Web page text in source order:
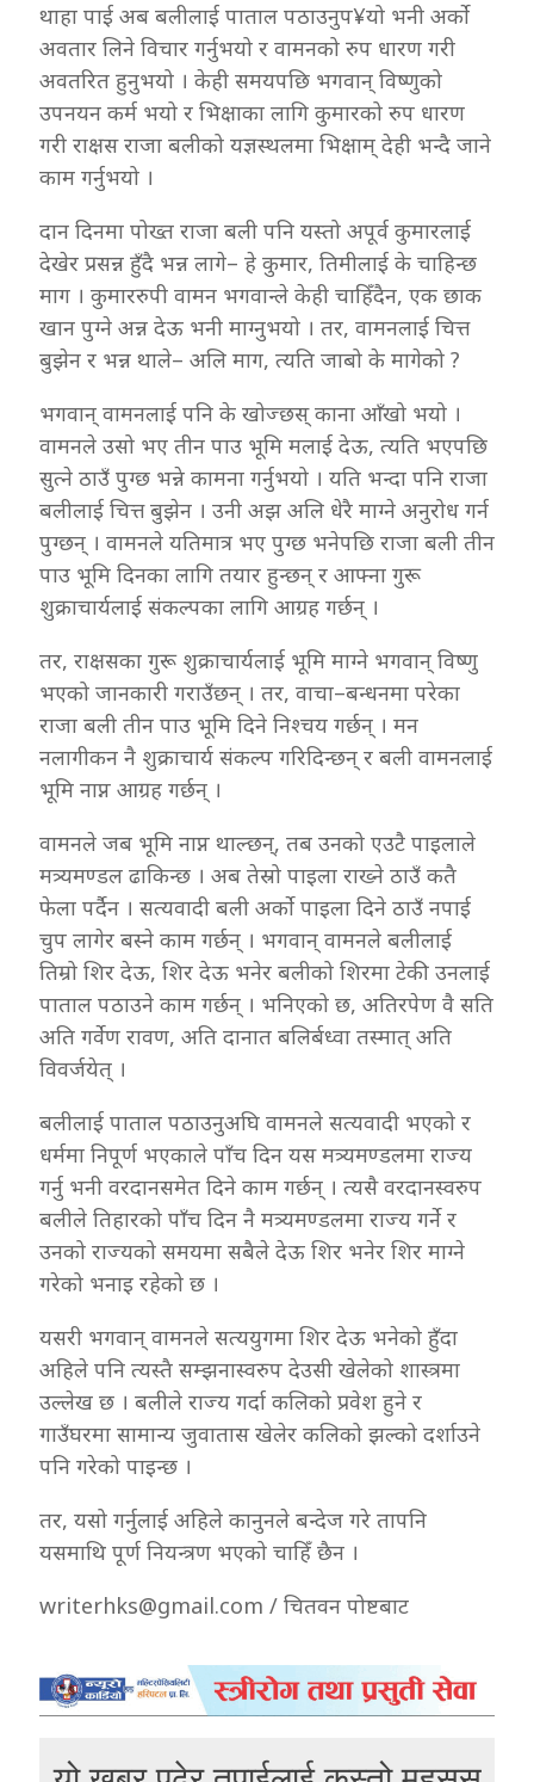
थाहा पाई अब बलीलाई पाताल पठाउनुप¥यो भनी अर्को
अवतार लिने विचार गर्नुभयो र वामनको रुप धारण गरी
अवतरित हुनुभयो । केही समयपछि भगवान् विष्णुको
उपनयन कर्म भयो र भिक्षाका लागि कुमारको रुप धारण
गरी राक्षस राजा बलीको यज्ञस्थलमा भिक्षाम् देही भन्दै जाने
काम गर्नुभयो ।
दान दिनमा पोख्त राजा बली पनि यस्तो अपूर्व कुमारलाई
देखेर प्रसन्न हुँदै भन्न लागे– हे कुमार, तिमीलाई के चाहिन्छ
माग । कुमाररुपी वामन भगवान्ले केही चाहिँदैन, एक छाक
खान पुग्ने अन्न देऊ भनी माग्नुभयो । तर, वामनलाई चित्त
बुझेन र भन्न थाले– अलि माग, त्यति जाबो के मागेको ?
भगवान् वामनलाई पनि के खोज्छस् काना आँखो भयो ।
वामनले उसो भए तीन पाउ भूमि मलाई देऊ, त्यति भएपछि
सुत्ने ठाउँ पुग्छ भन्ने कामना गर्नुभयो । यति भन्दा पनि राजा
बलीलाई चित्त बुझेन । उनी अझ अलि धेरै माग्ने अनुरोध गर्न
पुग्छन् । वामनले यतिमात्र भए पुग्छ भनेपछि राजा बली तीन
पाउ भूमि दिनका लागि तयार हुन्छन् र आफ्ना गुरू
शुक्राचार्यलाई संकल्पका लागि आग्रह गर्छन् ।
तर, राक्षसका गुरू शुक्राचार्यलाई भूमि माग्ने भगवान् विष्णु
भएको जानकारी गराउँछन् । तर, वाचा–बन्धनमा परेका
राजा बली तीन पाउ भूमि दिने निश्चय गर्छन् । मन
नलागीकन नै शुक्राचार्य संकल्प गरिदिन्छन् र बली वामनलाई
भूमि नाप्न आग्रह गर्छन् ।
वामनले जब भूमि नाप्न थाल्छन्, तब उनको एउटै पाइलाले
मत्र्यमण्डल ढाकिन्छ । अब तेस्रो पाइला राख्ने ठाउँ कतै
फेला पर्दैन । सत्यवादी बली अर्को पाइला दिने ठाउँ नपाई
चुप लागेर बस्ने काम गर्छन् । भगवान् वामनले बलीलाई
तिम्रो शिर देऊ, शिर देऊ भनेर बलीको शिरमा टेकी उनलाई
पाताल पठाउने काम गर्छन् । भनिएको छ, अतिरपेण वै सति
अति गर्वेण रावण, अति दानात बलिर्बध्वा तस्मात् अति
विवर्जयेत् ।
बलीलाई पाताल पठाउनुअघि वामनले सत्यवादी भएको र
धर्ममा निपूर्ण भएकाले पाँच दिन यस मत्र्यमण्डलमा राज्य
गर्नु भनी वरदानसमेत दिने काम गर्छन् । त्यसै वरदानस्वरुप
बलीले तिहारको पाँच दिन नै मत्र्यमण्डलमा राज्य गर्ने र
उनको राज्यको समयमा सबैले देऊ शिर भनेर शिर माग्ने
गरेको भनाइ रहेको छ ।
यसरी भगवान् वामनले सत्ययुगमा शिर देऊ भनेको हुँदा
अहिले पनि त्यस्तै सम्झनास्वरुप देउसी खेलेको शास्त्रमा
उल्लेख छ । बलीले राज्य गर्दा कलिको प्रवेश हुने र
गाउँघरमा सामान्य जुवातास खेलेर कलिको झल्को दर्शाउने
पनि गरेको पाइन्छ ।
तर, यसो गर्नुलाई अहिले कानुनले बन्देज गरे तापनि
यसमाथि पूर्ण नियन्त्रण भएको चाहिँ छैन ।
writerhks@gmail.com / चितवन पोष्टबाट